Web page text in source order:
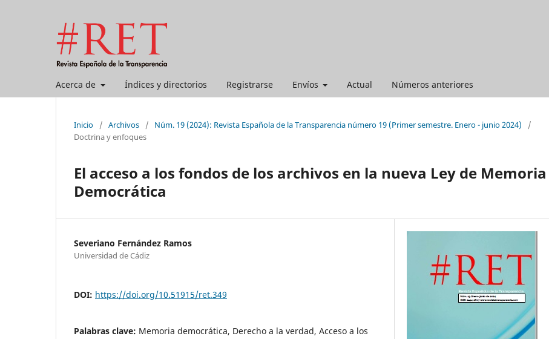
Acerca de Índices y directorios Registrarse Envíos Actual Números anteriores
Inicio / Archivos / Núm. 19 (2024): Revista Española de la Transparencia número 19 (Primer semestre. Enero - junio 2024)
/
Doctrina y enfoques
El acceso a los fondos de los archivos en la nueva Ley de Memoria
Democrática
Severiano Fernández Ramos
Universidad de Cádiz
DOI: https://doi.org/10.51915/ret.349
Palabras clave: Memoria democrática, Derecho a la verdad, Acceso a los